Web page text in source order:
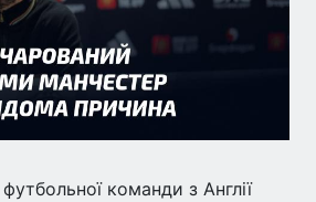
команди з Англії